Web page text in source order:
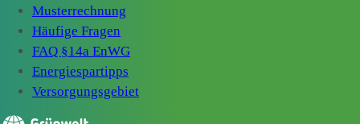
Musterrechnung
Häufige Fragen
FAQ §14a EnWG
Energiespartipps
Versorgungsgebiet